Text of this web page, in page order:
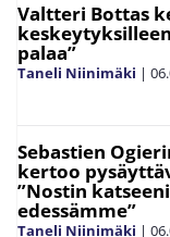
Valtteri Bottas
palaa”
Taneli Niinimäki |
Sebastien
kertoo
”Nostin
edessämme”
Taneli Niinimäki |